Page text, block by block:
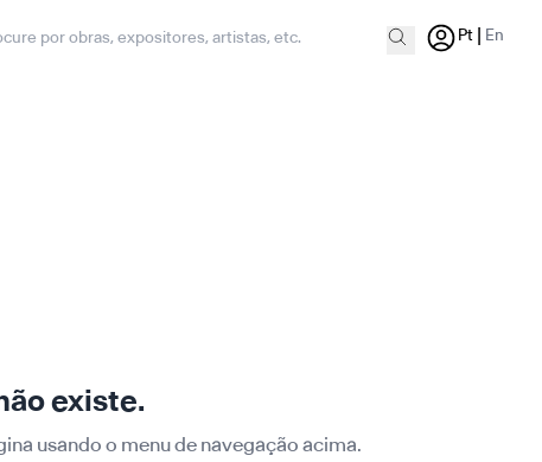
Pt | En
existe.
usando o menu de navegação acima.